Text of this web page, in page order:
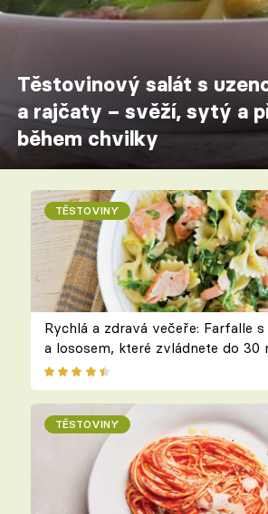
Těstovinový salát s
a rajčaty – svěží, sytý a
během chvilky
TĚSTOVINY
Rychlá a zdravá večeře: Farfalle
a lososem, které zvládnete do 30
TĚSTOVINY